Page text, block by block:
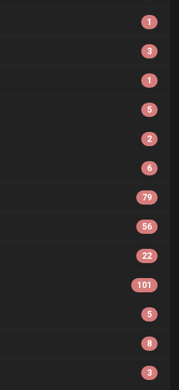
1
3
1
5
2
6
79
56
22
101
5
8
3